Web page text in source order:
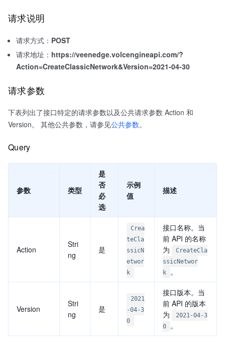
请求说明
请求方式： POST
请求地址： https://veenedge.volcengineapi.com/?
Action=CreateClassicNetwork&Version=2021-04-30
请求参数
下表列出了接口特定的请求参数以及公共请求参数 Action 和
Version。 其他公共参数，请参见公共参数。
Query
参数 类型
是
否
必
选
示例
值
描述
Action
Stri
ng
是
Crea
teCla
ssicN
etwor
k
接口名称。当
前 API 的名称
为
CreateCla
ssicNetwor
k
。
Version
Stri
ng
是
2021
-04-3
0
接口版本。当
前 API 的版本
为
2021-04-3
0
。